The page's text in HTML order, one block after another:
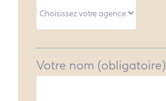
Votre nom (obligatoire)